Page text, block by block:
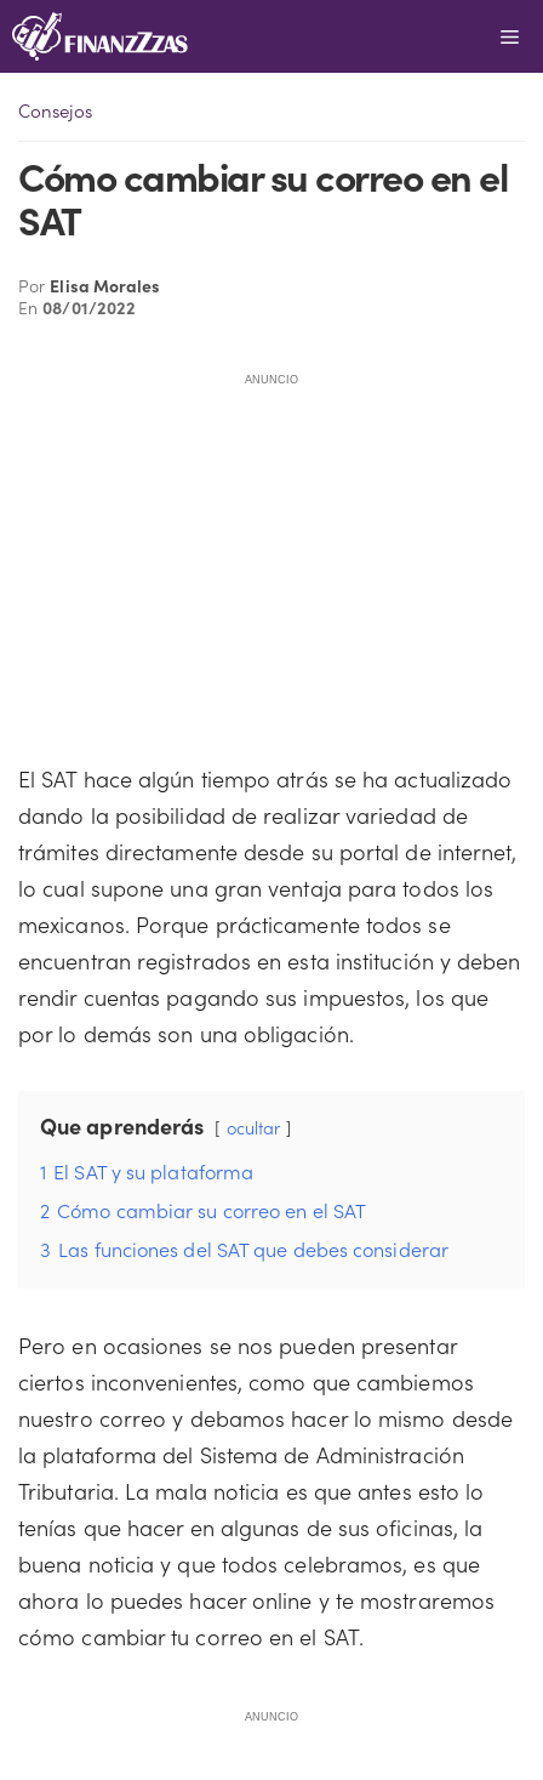
Saltar
al
Consejos
Cómo cambiar su correo en el
SAT
Por Elisa Morales
En08/01/2022
ANUNCIO
El SAT hace algún tiempo atrás se ha actualizado
dando la posibilidad de realizar variedad de
trámites directamente desde su portal de internet,
lo cual supone una gran ventaja para todos los
mexicanos. Porque prácticamente todos se
encuentran registrados en esta institución y deben
rendir cuentas pagando sus impuestos, los que
por lo demás son una obligación.
Que aprenderás ocultar
1 El SAT y su plataforma
2 Cómo cambiar su correo en el SAT
3 Las funciones del SAT que debes considerar
Pero en ocasiones se nos pueden presentar
ciertos inconvenientes, como que cambiemos
nuestro correo y debamos hacer lo mismo desde
la plataforma del Sistema de Administración
Tributaria. La mala noticia es que antes esto lo
tenías que hacer en algunas de sus oficinas, la
buena noticia y que todos celebramos, es que
ahora lo puedes hacer online y te mostraremos
cómo cambiar tu correo en el SAT.
ANUNCIO